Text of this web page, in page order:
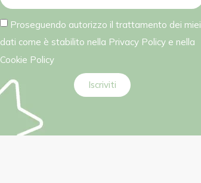
Proseguendo autorizzo il trattamento dei miei
dati come è stabilito nella Privacy Policye nella
Cookie Policy
Iscriviti